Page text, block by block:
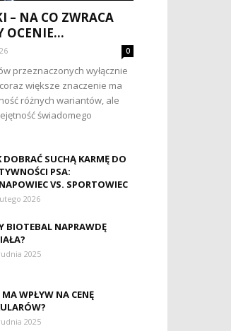
– NA CO ZWRACA
OCENIE...
0
przeznaczonych wyłącznie
większe znaczenie ma
różnych wariantów, ale
świadomego
DOBRAĆ SUCHĄ KARMĘ DO
PSA:
VS. SPORTOWIEC
2026
BIOTEBAL NAPRAWDĘ
2025
MA WPŁYW NA CENĘ
2025